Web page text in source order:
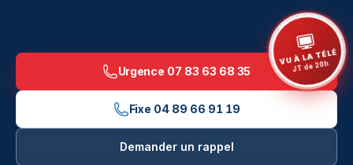
Urgence 07 83 63 68 35
Fixe 04 89 66 91 19
VU À LA TÉLÉ
JT de 20h
Demander un rappel